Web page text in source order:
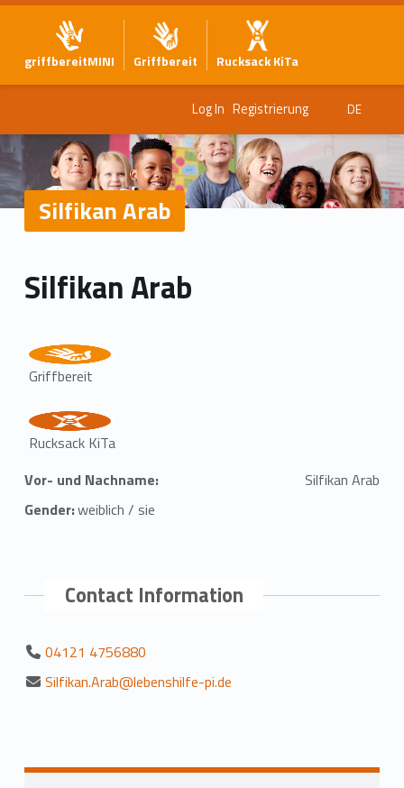
griffbereitMINI Griffbereit Rucksack KiTa
Log In Registrierung DE
Silfikan Arab
Silfikan Arab
Griffbereit
Rucksack KiTa
Vor- und Nachname:
Silfikan Arab
Gender:weiblich / sie
Contact Information
04121 4756880
Silfikan.Arab@lebenshilfe-pi.de